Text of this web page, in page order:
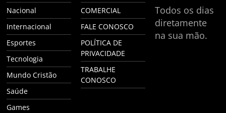
Nacional
Internacional
Esportes
Tecnologia
Mundo Cristão
Saúde
Games
COMERCIAL
FALE CONOSCO
POLÍTICA DE
PRIVACIDADE
TRABALHE
CONOSCO
Todos os dias
diretamente
na sua mão.